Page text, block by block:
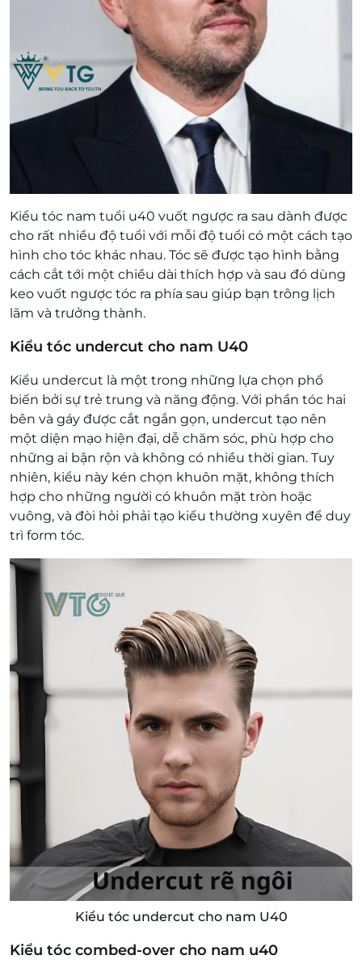
Kiểu tóc nam tuổi u40 vuốt ngược ra sau dành được
cho rất nhiều độ tuổi với mỗi độ tuổi có một cách tạo
hình cho tóc khác nhau. Tóc sẽ được tạo hình bằng
cách cắt tới một chiều dài thích hợp và sau đó dùng
keo vuốt ngược tóc ra phía sau giúp bạn trông lịch
lãm và trưởng thành.
Kiểu tóc undercut cho nam U40
Kiểu undercut là một trong những lựa chọn phổ
biến bởi sự trẻ trung và năng động. Với phần tóc hai
bên và gáy được cắt ngắn gọn, undercut tạo nên
một diện mạo hiện đại, dễ chăm sóc, phù hợp cho
những ai bận rộn và không có nhiều thời gian. Tuy
nhiên, kiểu này kén chọn khuôn mặt, không thích
hợp cho những người có khuôn mặt tròn hoặc
vuông, và đòi hỏi phải tạo kiểu thường xuyên để duy
trì form tóc.
Kiểu tóc undercut cho nam U40
Kiểu tóc combed-over cho nam u40